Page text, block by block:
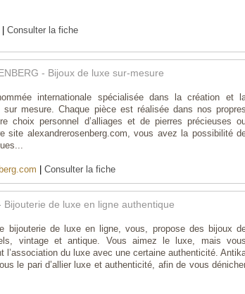
Consulter la fiche
- Bijoux de luxe sur-mesure
internationale spécialisée dans la création et
sur mesure. Chaque pièce est réalisée dans nos propres
choix personnel d’alliages et de pierres précieuses
site alexandrerosenberg.com, vous avez la possibilité
Consulter la fiche
Bijouterie de luxe en ligne authentique
bijouterie de luxe en ligne, vous, propose des bijoux
vintage et antique. Vous aimez le luxe, mais vous
l’association du luxe avec une certaine authenticité.
le pari d’allier luxe et authenticité, afin de vous